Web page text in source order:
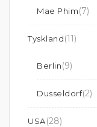
Mae Phim(7)
Tyskland(11)
Berlin(9)
Dusseldorf(2)
USA(28)